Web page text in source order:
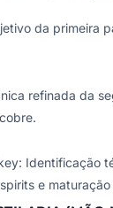
da primeira
refinada da
Identificação
e maturação